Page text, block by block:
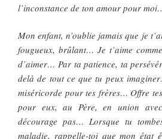
l’inconstance de ton amour pour
Mon enfant, n’oublie jamais que je
fougueux, brûlant… Je t’aime
d’aimer… Par ta patience, ta
delà de tout ce que tu peux
miséricorde pour tes frères… Offre
pour eux, au Père, en union
décourage pas… Lorsque tu
maladie, rappelle-toi que mon état